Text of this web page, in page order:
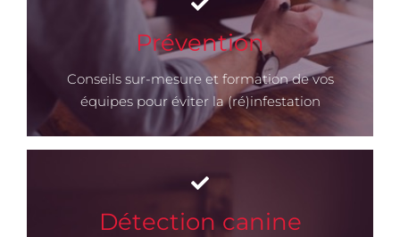
Prévention
Conseils sur-mesure et formation de vos
équipes pour éviter la (ré)infestation
Prévention
> Découvrir
Détection canine
Détection canine